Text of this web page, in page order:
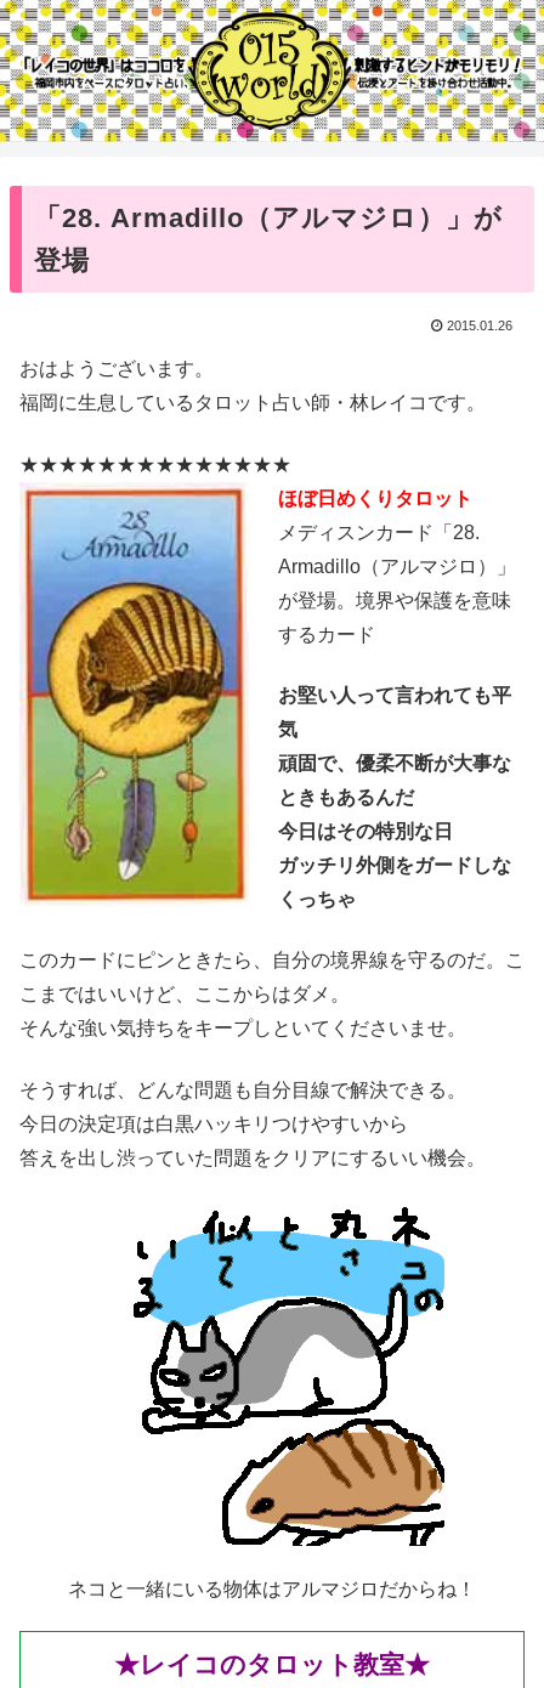
「28. Armadillo（アルマジロ）」が
登場
2015.01.26
おはようございます。
福岡に生息しているタロット占い師・林レイコです。
★★★★★★★★★★★★★★
ほぼ日めくりタロット
メディスンカード「28.
Armadillo（アルマジロ）」
が登場。境界や保護を意味
するカード
お堅い人って言われても平
気
頑固で、優柔不断が大事な
ときもあるんだ
今日はその特別な日
ガッチリ外側をガードしな
くっちゃ
このカードにピンときたら、自分の境界線を守るのだ。こ
こまではいいけど、ここからはダメ。
そんな強い気持ちをキープしといてくださいませ。
そうすれば、どんな問題も自分目線で解決できる。
今日の決定項は白黒ハッキリつけやすいから
答えを出し渋っていた問題をクリアにするいい機会。
ネコと一緒にいる物体はアルマジロだからね！
★レイコのタロット教室★